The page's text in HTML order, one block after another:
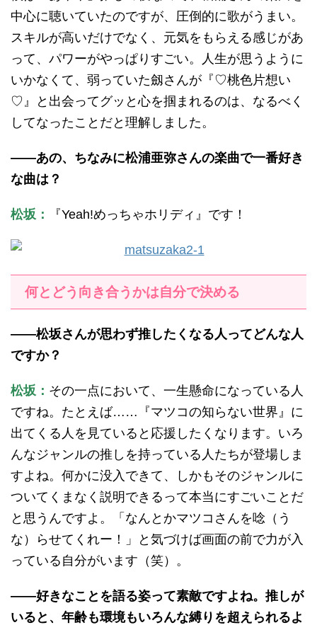
中心に聴いていたのですが、圧倒的に歌がうまい。
スキルが高いだけでなく、元気をもらえる感じがあ
って、パワーがやっぱりすごい。人生が思うように
いかなくて、弱っていた劔さんが『♡桃色片想い
♡』と出会ってグッと心を掴まれるのは、なるべく
してなったことだと理解しました。
——あの、ちなみに松浦亜弥さんの楽曲で一番好き
な曲は？
松坂： 『Yeah!めっちゃホリディ』です！
何とどう向き合うかは自分で決める
——松坂さんが思わず推したくなる人ってどんな人
ですか？
松坂： その一点において、一生懸命になっている人
ですね。たとえば……『マツコの知らない世界』に
出てくる人を見ていると応援したくなります。いろ
んなジャンルの推しを持っている人たちが登場しま
すよね。何かに没入できて、しかもそのジャンルに
ついてくまなく説明できるって本当にすごいことだ
と思うんですよ。「なんとかマツコさんを唸（う
な）らせてくれー！」と気づけば画面の前で力が入
っている自分がいます（笑）。
——好きなことを語る姿って素敵ですよね。推しが
いると、年齢も環境もいろんな縛りを超えられるよ